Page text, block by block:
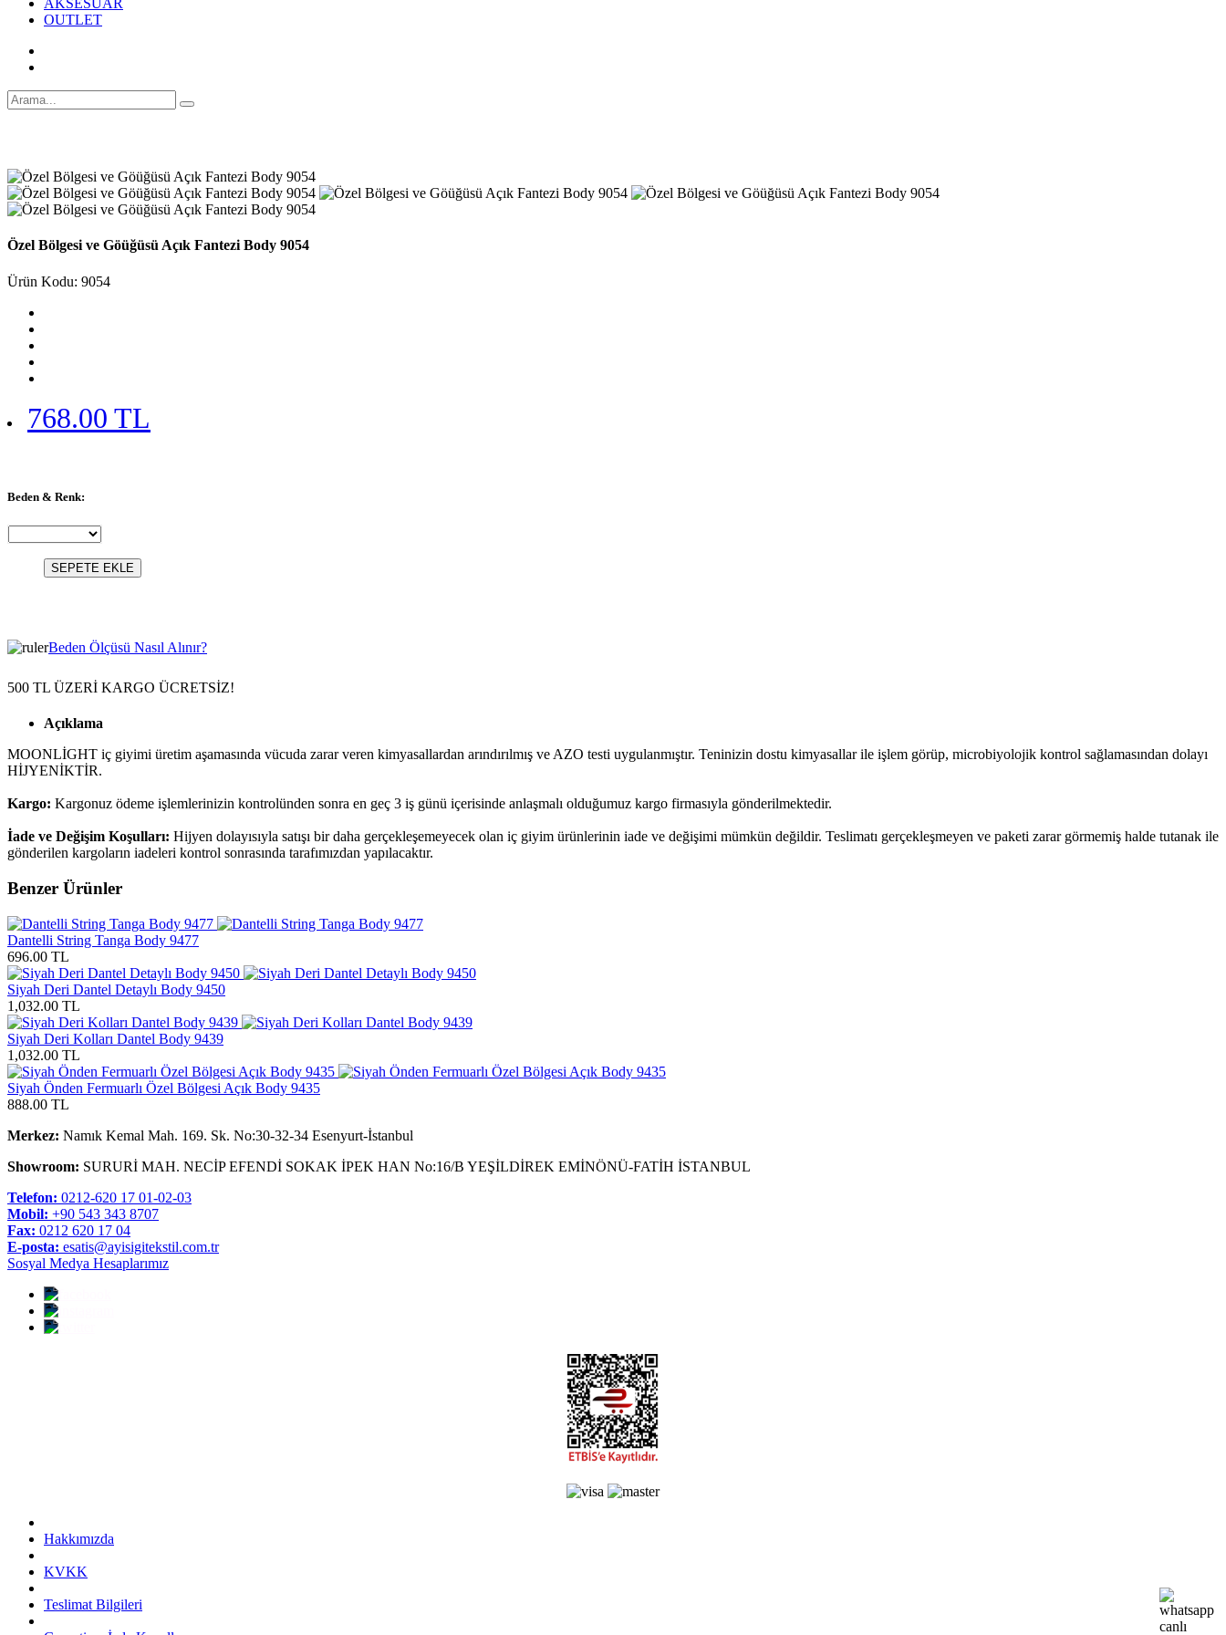
AKSESUAR
OUTLET
Özel Bölgesi ve Göüğüsü Açık Fantezi Body 9054
Ürün Kodu: 9054
768.00 TL
Beden & Renk:
SEPETE EKLE
Beden Ölçüsü Nasıl Alınır?
500 TL ÜZERİ KARGO ÜCRETSİZ!
Açıklama
MOONLİGHT iç giyimi üretim aşamasında vücuda zarar veren kimyasallardan arındırılmış ve AZO testi uygulanmıştır. Teninizin dostu kimyasallar ile işlem görüp, microbiyolojik kontrol sağlamasından dolayı
HİJYENİKTİR.
Kargo: Kargonuz ödeme işlemlerinizin kontrolünden sonra en geç 3 iş günü içerisinde anlaşmalı olduğumuz kargo firmasıyla gönderilmektedir.
İade ve Değişim Koşulları: Hijyen dolayısıyla satışı bir daha gerçekleşemeyecek olan iç giyim ürünlerinin iade ve değişimi mümkün değildir. Teslimatı gerçekleşmeyen ve paketi zarar görmemiş halde tutanak ile
gönderilen kargoların iadeleri kontrol sonrasında tarafımızdan yapılacaktır.
Benzer Ürünler
Dantelli String Tanga Body 9477
696.00 TL
Siyah Deri Dantel Detaylı Body 9450
1,032.00 TL
Siyah Deri Kolları Dantel Body 9439
1,032.00 TL
Siyah Önden Fermuarlı Özel Bölgesi Açık Body 9435
888.00 TL
Merkez: Namık Kemal Mah. 169. Sk. No:30-32-34 Esenyurt-İstanbul
Showroom: SURURİ MAH. NECİP EFENDİ SOKAK İPEK HAN No:16/B YEŞİLDİREK EMİNÖNÜ-FATİH İSTANBUL
Telefon: 0212-620 17 01-02-03
Mobil: +90 543 343 8707
Fax: 0212 620 17 04
E-posta: esatis@ayisigitekstil.com.tr
Sosyal Medya Hesaplarımız
Hakkımızda
KVKK
Teslimat Bilgileri